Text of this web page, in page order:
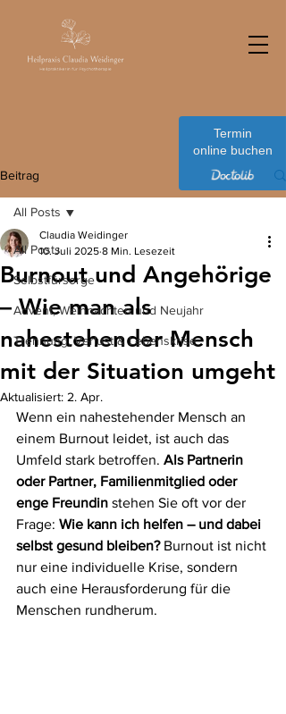
Termin
online buchen
Beitrag
All Posts
Selbstfürsorge
Advent, Weihnachten und Neujahr
Trennung, Verlust & Lebenskrise
All Posts
Burnout und Angehörige
– Wie man als
nahestehender Mensch
mit der Situation umgeht
Claudia Weidinger
10. Juli 2025 8 Min. Lesezeit
Aktualisiert: 2. Apr.
Wenn ein nahestehender Mensch an
einem Burnout leidet, ist auch das
Umfeld stark betroffen. Als Partnerin
oder Partner, Familienmitglied oder
enge Freundin stehen Sie oft vor der
Frage: Wie kann ich helfen – und dabei
selbst gesund bleiben? Burnout ist nicht
nur eine individuelle Krise, sondern
auch eine Herausforderung für die
Menschen rundherum.